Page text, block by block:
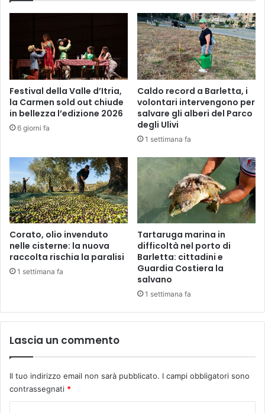
Festival della Valle d’Itria,
la Carmen sold out chiude
in bellezza l’edizione 2026
6 giorni fa
Caldo record a Barletta, i
volontari intervengono per
salvare gli alberi del Parco
degli Ulivi
1 settimana fa
Corato, olio invenduto
nelle cisterne: la nuova
raccolta rischia la paralisi
1 settimana fa
Tartaruga marina in
difficoltà nel porto di
Barletta: cittadini e
Guardia Costiera la
salvano
1 settimana fa
Lascia un commento
Il tuo indirizzo email non sarà pubblicato. I campi obbligatori sono
contrassegnati *